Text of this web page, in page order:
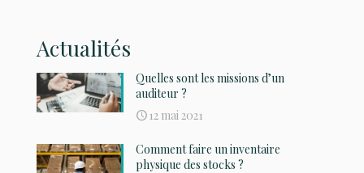
Actualités
Quelles sont les missions d’un
auditeur ?
12 mai 2021
Comment faire un inventaire
physique des stocks ?